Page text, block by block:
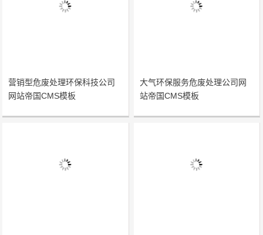
营销型危废处理环保科技公司
网站帝国CMS模板
大气环保服务危废处理公司网
站帝国CMS模板